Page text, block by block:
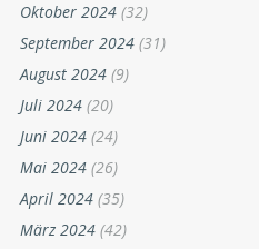
Oktober 2024 (32)
September 2024 (31)
August 2024 (9)
Juli 2024 (20)
Juni 2024 (24)
Mai 2024 (26)
April 2024 (35)
März 2024 (42)